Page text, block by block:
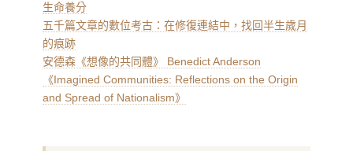
生命養分
五千篇文章的數位考古：在修復連結中，找回半生歲月
的痕跡
安德森《想像的共同體》 Benedict Anderson
《Imagined Communities: Reflections on the Origin
and Spread of Nationalism》